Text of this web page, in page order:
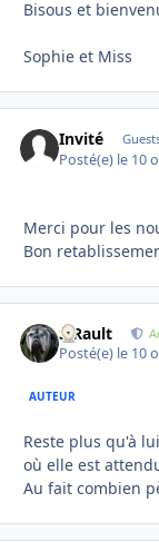
Bisous et
Sophie et Miss
Invité
Posté(e) le 10
Merci pour les
Bon
S.Rault
Posté(e) le 10
AUTEUR
Reste plus qu'à
où elle est
Au fait combien